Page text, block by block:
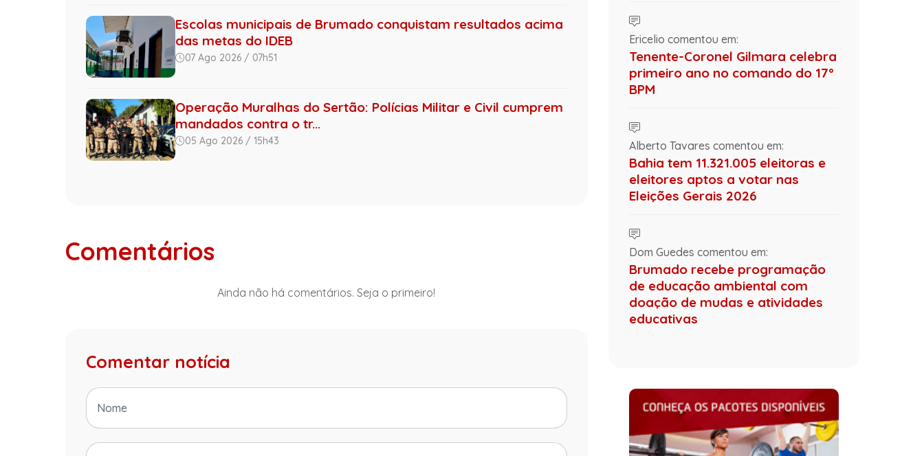
Escolas municipais de Brumado conquistam resultados acima
das metas do IDEB
07 Ago 2026 / 07h51
Operação Muralhas do Sertão: Polícias Militar e Civil cumprem
mandados contra o tr...
05 Ago 2026 / 15h43
Comentários
Ainda não há comentários. Seja o primeiro!
Comentar notícia
Ericelio comentou em:
Tenente-Coronel Gilmara celebra
primeiro ano no comando do 17º
BPM
Alberto Tavares comentou em:
Bahia tem 11.321.005 eleitoras e
eleitores aptos a votar nas
Eleições Gerais 2026
Dom Guedes comentou em:
Brumado recebe programação
de educação ambiental com
doação de mudas e atividades
educativas